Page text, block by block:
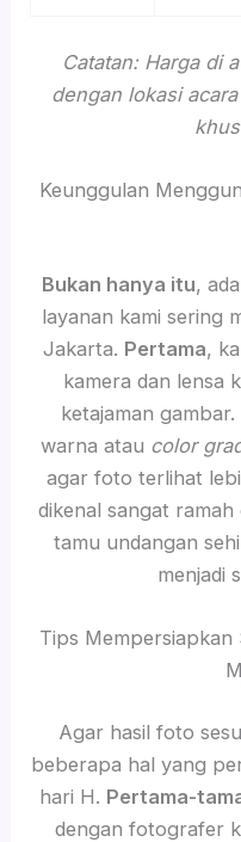
Catatan: Harga di
dengan lokasi
Keunggulan
Bukan hanya itu,
layanan kami sering
Jakarta. Pertama,
kamera dan lensa
ketajaman gambar.
warna atau color
agar foto terlihat
dikenal sangat
tamu undangan
menjadi
Tips Mempersiapkan
Agar hasil foto
beberapa hal yang
hari H. Pertama-
dengan fotografer